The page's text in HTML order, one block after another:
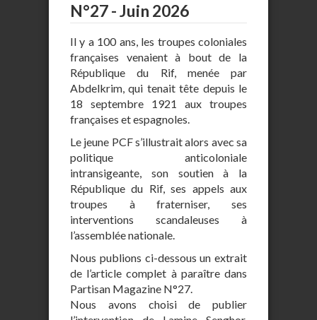
N°27 - Juin 2026
Il y a 100 ans, les troupes coloniales
françaises venaient à bout de la
République du Rif, menée par
Abdelkrim, qui tenait tête depuis le
18 septembre 1921 aux troupes
françaises et espagnoles.
Le jeune PCF s’illustrait alors avec sa
politique anticoloniale
intransigeante, son soutien à la
République du Rif, ses appels aux
troupes à fraterniser, ses
interventions scandaleuses à
l’assemblée nationale.
Nous publions ci-dessous un extrait
de l’article complet à paraître dans
Partisan Magazine N°27.
Nous avons choisi de publier